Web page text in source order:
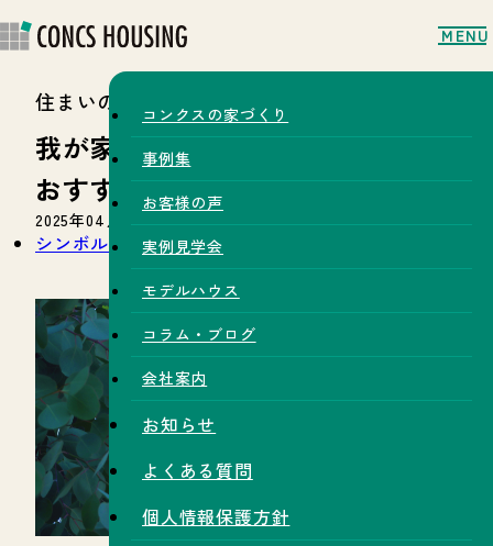
MENU
コンクスの家づくり
事例集
お客様の声
実例見学会
モデルハウス
コラム・ブログ
会社案内
お知らせ
よくある質問
個人情報保護方針
住まいのコラム
我が家にぴったり！
おすすめシンボルツリー【No.14】
2025年04月18日
シンボルツリー外構庭植物